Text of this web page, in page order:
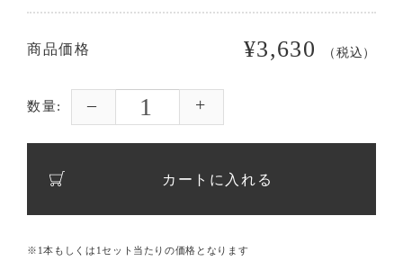
商品価格 ¥3,630 （税込）
数量:
カートに入れる
※1本もしくは1セット当たりの価格となります